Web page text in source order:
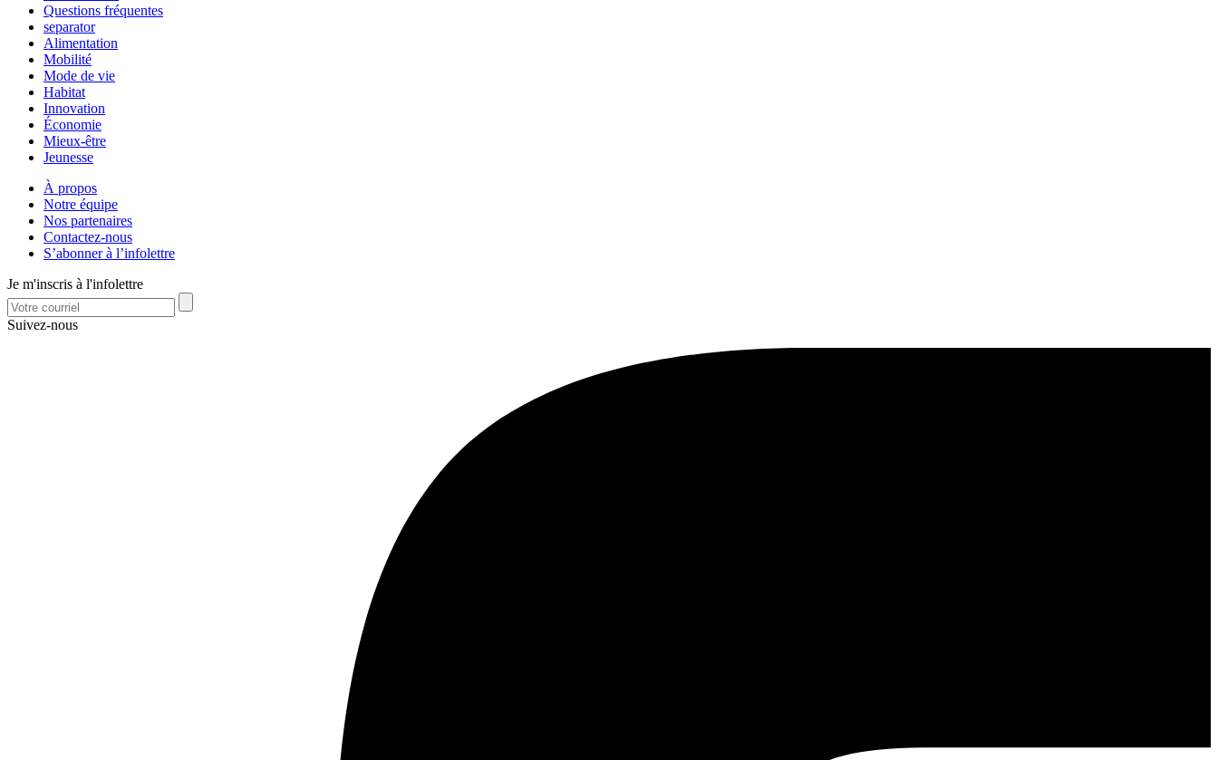
Questions fréquentes
separator
Alimentation
Mobilité
Mode de vie
Habitat
Innovation
Économie
Mieux-être
Jeunesse
À propos
Notre équipe
Nos partenaires
Contactez-nous
S’abonner à l’infolettre
Je m'inscris à l'infolettre
Suivez-nous